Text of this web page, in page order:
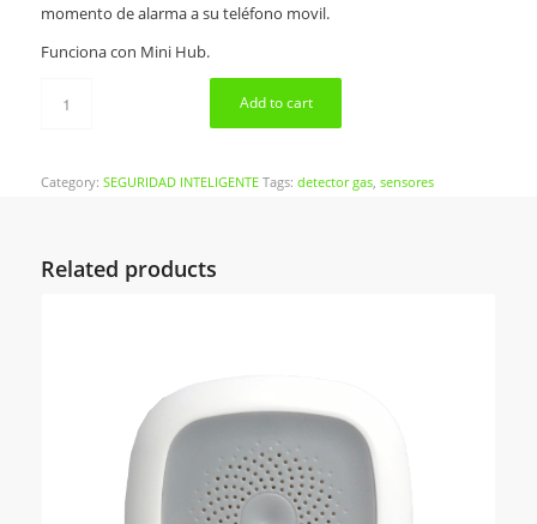
momento de alarma a su teléfono movil.
Funciona con Mini Hub.
Add to cart
Category: SEGURIDAD INTELIGENTE Tags: detector gas, sensores
Related products